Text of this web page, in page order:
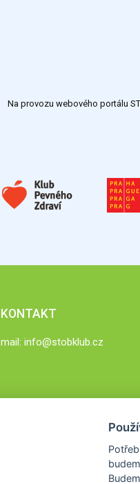
Na provozu webového portálu
KONTAKT
mail: info@stobklub.cz